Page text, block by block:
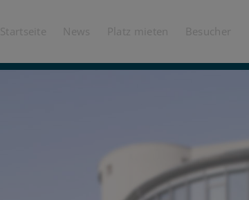
Startseite News Platz mieten Besucher